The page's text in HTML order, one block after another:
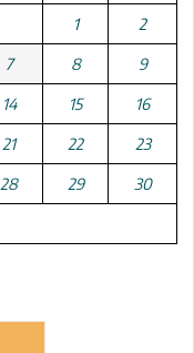
1 2
7 8 9
14 15 16
21 22 23
28 29 30